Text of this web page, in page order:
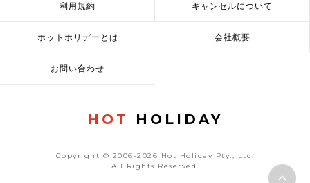
利用規約 キャンセルについて
ホットホリデーとは 会社概要
お問い合わせ
HOT HOLIDAY
Copyright © 2006-2026 Hot Holiday Pty., Ltd.
All Rights Reserved.